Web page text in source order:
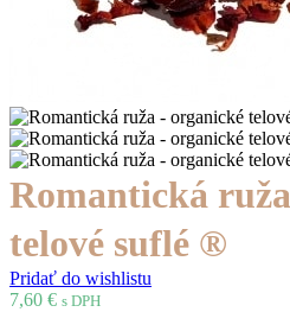
Romantická
telové suflé ®
Pridať do wishlistu
7,60 € s DPH